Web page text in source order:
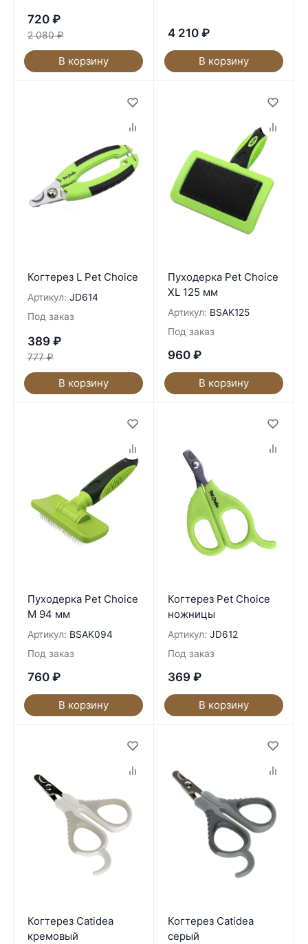
720 ₽
2 080 ₽
В корзину
4 210 ₽
В корзину
Когтерез L Pet Choice
Артикул: JD614
Под заказ
389 ₽
777 ₽
В корзину
Пуходерка Pet Choice
XL 125 мм
Артикул: BSAK125
Под заказ
960 ₽
В корзину
Пуходерка Pet Choice
M 94 мм
Артикул: BSAK094
Под заказ
760 ₽
В корзину
Когтерез Pet Choice
ножницы
Артикул: JD612
Под заказ
369 ₽
В корзину
Когтерез Catidea
кремовый
Когтерез Catidea
серый